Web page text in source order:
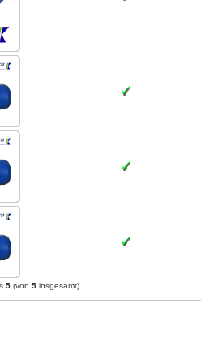
5 (von 5 insgesamt)